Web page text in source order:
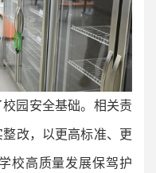
园安全基础。相关责
改，以更高标准、更
校高质量发展保驾护